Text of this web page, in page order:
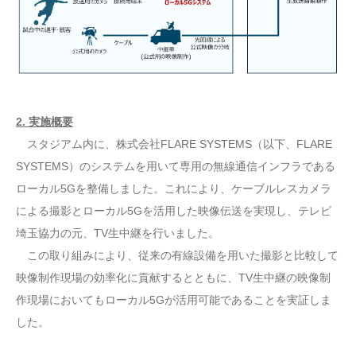
2. 実施概要
スタジアム内に、株式会社FLARE SYSTEMS（以下、FLARE
SYSTEMS）のシステムを用いて専用の無線通信インフラである
ローカル5Gを整備しました。これにより、ケーブルレスカメラ
による撮影とローカル5Gを活用した映像伝送を実現し、テレビ
埼玉協力の元、TV生中継を行いました。
この取り組みにより、従来の有線設備を用いた撮影と比較して
映像制作現場の効率化に貢献するとともに、TV生中継の映像制
作現場においてもローカル5Gが活用可能であることを実証しま
した。